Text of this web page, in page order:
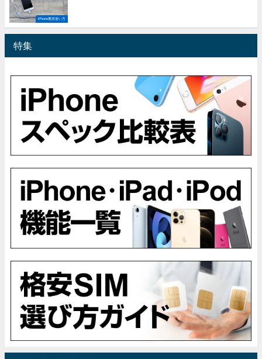
iPhone裏技使い方
特集